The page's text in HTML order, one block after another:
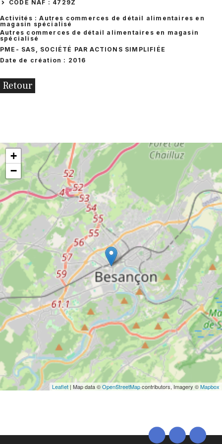
CODE NAF : 4729Z
Activités : Autres commerces de détail alimentaires en
magasin spécialisé
Autres commerces de détail alimentaires en magasin
spécialisé
PME - SAS, SOCIÉTÉ PAR ACTIONS SIMPLIFIÉE
Date de création : 2016
Retour
+
−
Leaflet | Map data ©OpenStreetMapcontributors, Imagery ©Mapbox